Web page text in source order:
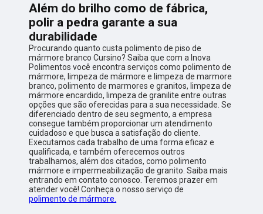
Além do brilho como de fábrica,
polir a pedra garante a sua
durabilidade
Procurando quanto custa polimento de piso de
mármore branco Cursino? Saiba que com a Inova
Polimentos você encontra serviços como polimento de
mármore, limpeza de mármore e limpeza de marmore
branco, polimento de marmores e granitos, limpeza de
mármore encardido, limpeza de granilite entre outras
opções que são oferecidas para a sua necessidade. Se
diferenciado dentro de seu segmento, a empresa
consegue também proporcionar um atendimento
cuidadoso e que busca a satisfação do cliente.
Executamos cada trabalho de uma forma eficaz e
qualificada, e também oferecemos outros
trabalhamos, além dos citados, como polimento
mármore e impermeabilização de granito. Saiba mais
entrando em contato conosco. Teremos prazer em
atender você! Conheça o nosso serviço de
polimento de mármore.